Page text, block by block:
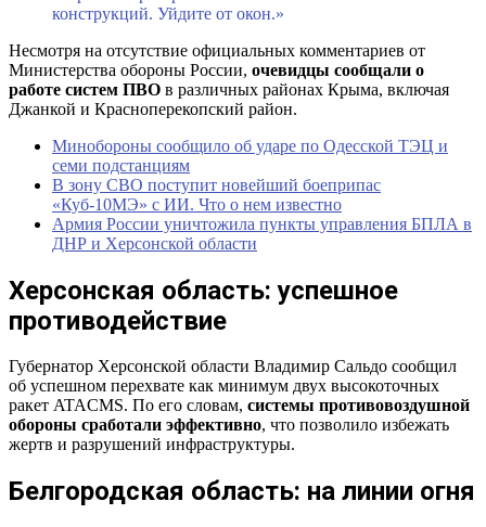
конструкций. Уйдите от окон.»
Несмотря на отсутствие официальных комментариев от
Министерства обороны России, очевидцы сообщали о
работе систем ПВО в различных районах Крыма, включая
Джанкой и Красноперекопский район.
Минобороны сообщило об ударе по Одесской ТЭЦ и
семи подстанциям
В зону СВО поступит новейший боеприпас
«Куб-10МЭ» с ИИ. Что о нем известно
Армия России уничтожила пункты управления БПЛА в
ДНР и Херсонской области
Херсонская область: успешное
противодействие
Губернатор Херсонской области Владимир Сальдо сообщил
об успешном перехвате как минимум двух высокоточных
ракет ATACMS. По его словам, системы противовоздушной
обороны сработали эффективно, что позволило избежать
жертв и разрушений инфраструктуры.
Белгородская область: на линии огня